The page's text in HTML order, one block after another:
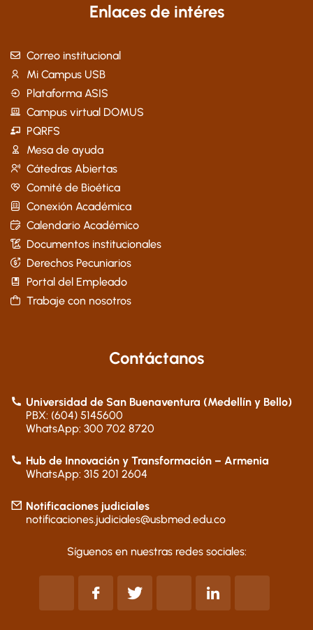
Enlaces de intéres
Correo institucional
Mi Campus USB
Plataforma ASIS
Campus virtual DOMUS
PQRFS
Mesa de ayuda
Cátedras Abiertas
Comité de Bioética
Conexión Académica
Calendario Académico
Documentos institucionales
Derechos Pecuniarios
Portal del Empleado
Trabaje con nosotros
Contáctanos
Universidad de San Buenaventura (Medellín y Bello)
PBX: (604) 5145600
WhatsApp: 300 702 8720
Hub de Innovación y Transformación – Armenia
WhatsApp: 315 201 2604
Notificaciones judiciales
notificaciones.judiciales@usbmed.edu.co
Síguenos en nuestras redes sociales: